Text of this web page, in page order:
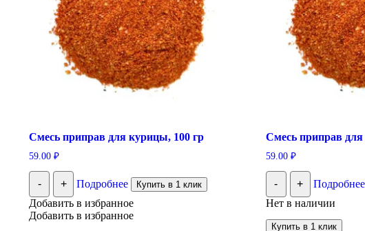
Смесь приправ для курицы, 100 гр
59.00₽
- + Подробнее Купить в 1 клик
Добавить в избранное
Добавить в избранное
Смесь приправ
59.00 ₽
- +
Подробнее
Нет в наличии
Купить в 1 клик